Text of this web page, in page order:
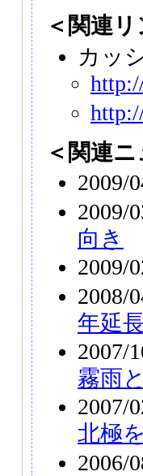
＜関連リ
カッ
＜関連
2009/
2009/
向き
2009/
2008/
年延
2007/
霧雨
2007/
北極
2006/